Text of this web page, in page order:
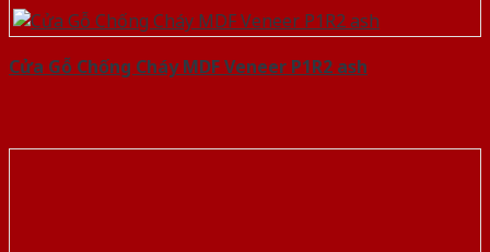
Cửa Gỗ Chống Cháy MDF Veneer P1R2 ash